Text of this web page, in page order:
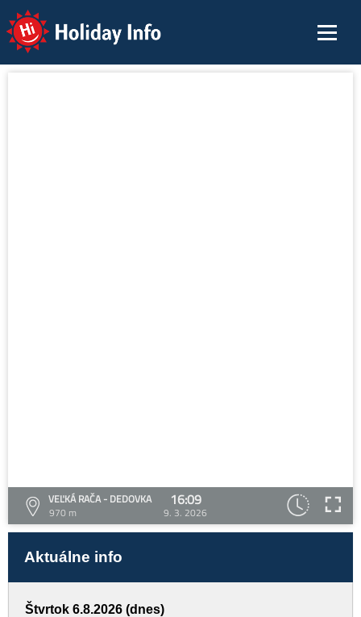
Holiday Info
VEĽKÁ RAČA - DEDOVKA
970 m
16:09
9. 3. 2026
Aktuálne info
Štvrtok 6.8.2026 (dnes)